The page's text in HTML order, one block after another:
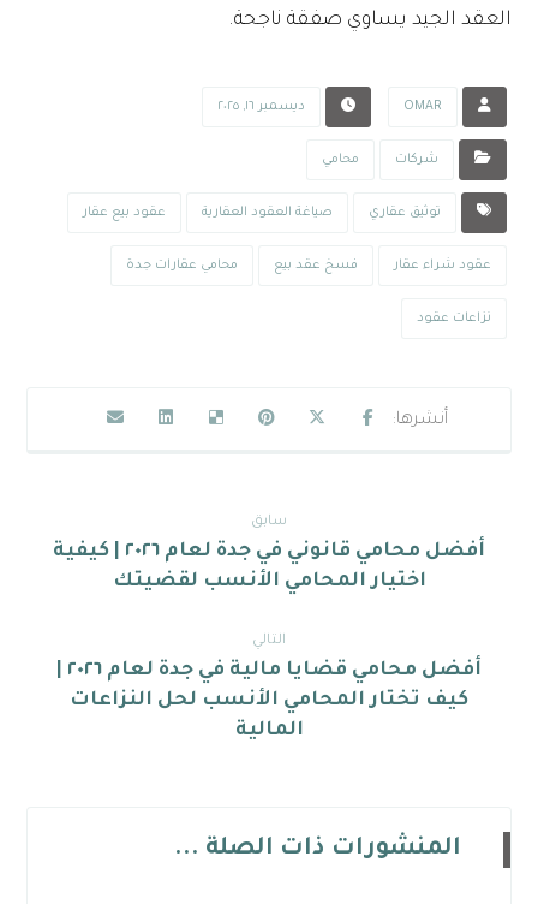
العقد الجيد يساوي صفقة ناجحة.
OMAR ديسمبر ١٦, ٢٠٢٥
شركات محامي
توثيق عقاري صياغة العقود العقارية عقود بيع عقار
عقود شراء عقار فسخ عقد بيع محامي عقارات جدة
نزاعات عقود
سابق
أفضل محامي قانوني في جدة لعام ٢٠٢٦ | كيفية
اختيار المحامي الأنسب لقضيتك
التالي
كيف تختار المحامي الأنسب لحل النزاعات
المالية
المنشورات ذات الصلة ...